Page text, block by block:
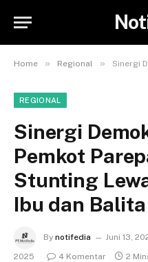
Home » Regional » Sinergi Demokrat
REGIONAL
Sinergi
Pemkot
Stunting
Ibu dan Balita
By notifedia Juni 13,
2025
4 Komentar 2